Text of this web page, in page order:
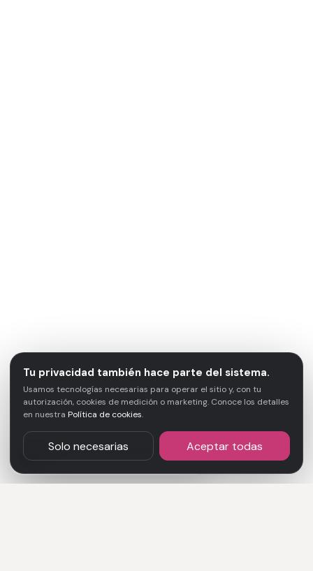
¿En qué puedo ayudarte?
Brief guiado · 5 preguntas
Tu privacidad también hace parte del sistema.
Usamos tecnologías necesarias para operar el sitio y, con tu
autorización, cookies de medición o marketing. Conoce los detalles
en nuestra Política de cookies.
Solo necesarias Aceptar todas